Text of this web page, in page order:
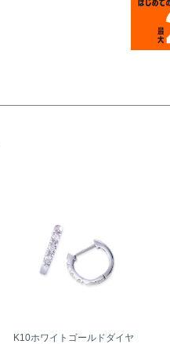
K10ホワイトゴールドダイヤ